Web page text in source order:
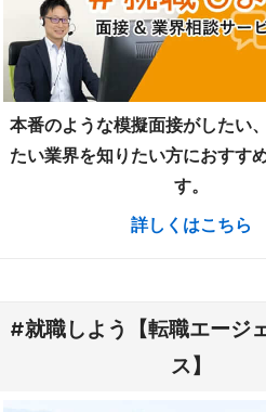
本番のような模擬面接がしたい
たい業界を知りたい方におすす
す。
詳しくはこちら
#就職しよう【転職エージ
ス】